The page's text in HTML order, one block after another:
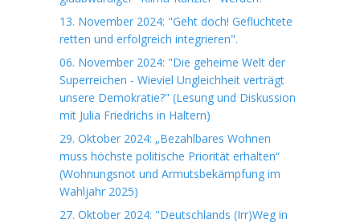
13. November 2024: "Geht doch! Geflüchtete
retten und erfolgreich integrieren".
06. November 2024: "Die geheime Welt der
Superreichen - Wieviel Ungleichheit verträgt
unsere Demokratie?" (Lesung und Diskussion
mit Julia Friedrichs in Haltern)
29. Oktober 2024: „Bezahlbares Wohnen
muss höchste politische Priorität erhalten“
(Wohnungsnot und Armutsbekämpfung im
Wahljahr 2025)
27. Oktober 2024: "Deutschlands (Irr)Weg in